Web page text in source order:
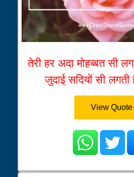
तेरी हर अदा मोहब्बत सी
जुदाई सदियों सी
View Quote